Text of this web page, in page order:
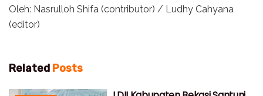
Oleh: Nasrulloh Shifa (contributor) / Ludhy Cahyana
(editor)
Related Posts